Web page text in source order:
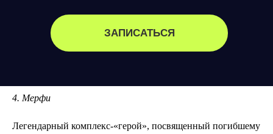
ЗАПИСАТЬСЯ
4. Мерфи
Легендарный комплекс-«герой», посвященный погибшему